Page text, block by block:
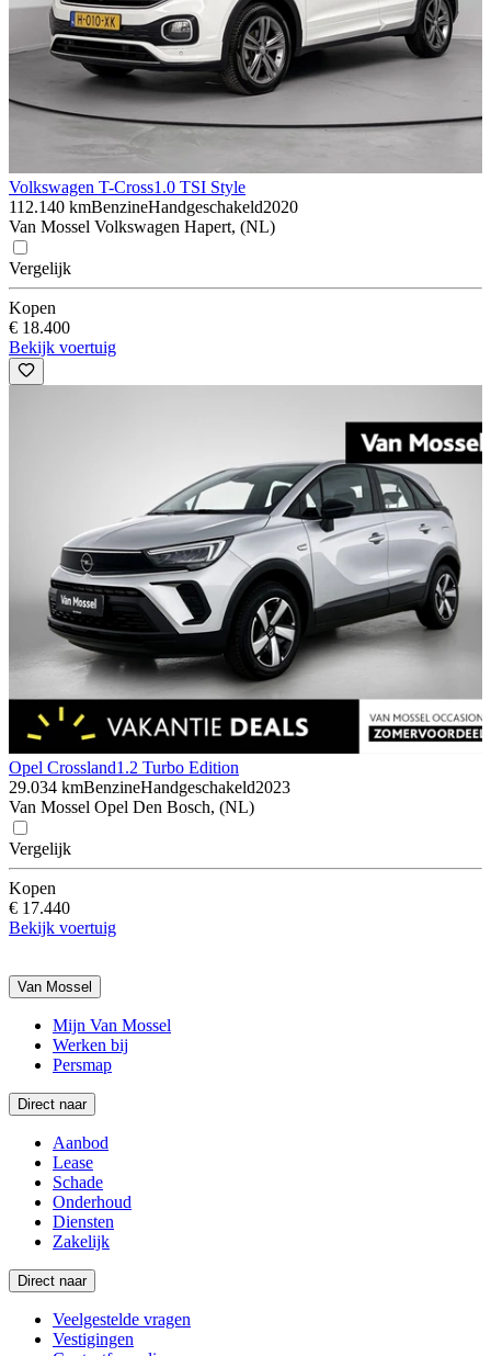
Volkswagen T-Cross1.0 TSI Style
112.140 kmBenzineHandgeschakeld2020
Van Mossel Volkswagen Hapert, (NL)
Vergelijk
Kopen
€ 18.400
Bekijk voertuig
Opel Crossland1.2 Turbo Edition
29.034 kmBenzineHandgeschakeld2023
Van Mossel Opel Den Bosch, (NL)
Vergelijk
Kopen
€ 17.440
Bekijk voertuig
Van Mossel
Mijn Van Mossel
Werken bij
Persmap
Direct naar
Aanbod
Lease
Schade
Onderhoud
Diensten
Zakelijk
Direct naar
Veelgestelde vragen
Vestigingen